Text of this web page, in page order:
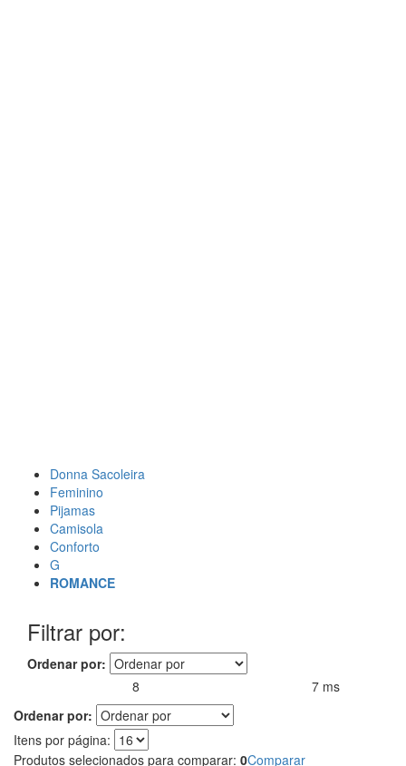
Donna Sacoleira
Feminino
Pijamas
Camisola
Conforto
G
ROMANCE
Filtrar por:
Ordenar por:
8
7 ms
Ordenar por:
Itens por página:
Produtos selecionados para comparar: 0Comparar